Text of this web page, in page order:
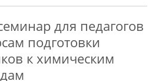
для педагогов
подготовки
к химическим